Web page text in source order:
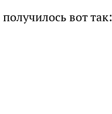
вот так: